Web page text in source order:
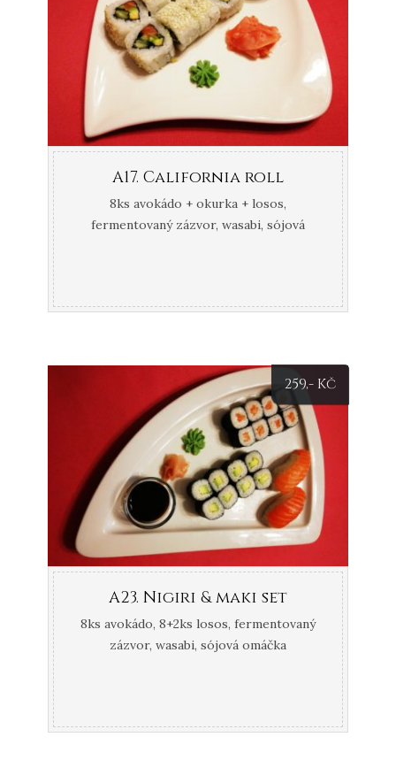
A17. California roll
8ks avokádo + okurka + losos,
fermentovaný zázvor, wasabi, sójová
259,- Kč
A23. Nigiri & maki set
8ks avokádo, 8+2ks losos, fermentovaný
zázvor, wasabi, sójová omáčka